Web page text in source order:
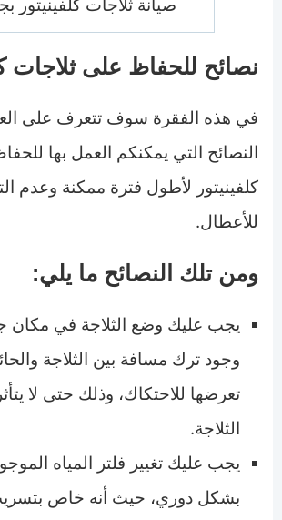
صيانة ثلاجات كلفينيتور
نصائح للحفاظ على ثلاجات
في هذه الفقرة سوف تتعرف على
النصائح التي يمكنكم العمل بها
كلفينيتور لأطول فترة ممكنة وعدم
للأعطال.
ومن تلك النصائح ما يلي:
يجب عليك وضع الثلاجة في مكان
وجود ترك مسافة بين الثلاجة
تعرضها للاحتكاك، وذلك حتى لا
الثلاجة.
يجب عليك تغيير فلتر المياه
بشكل دوري، حيث أنه خاص